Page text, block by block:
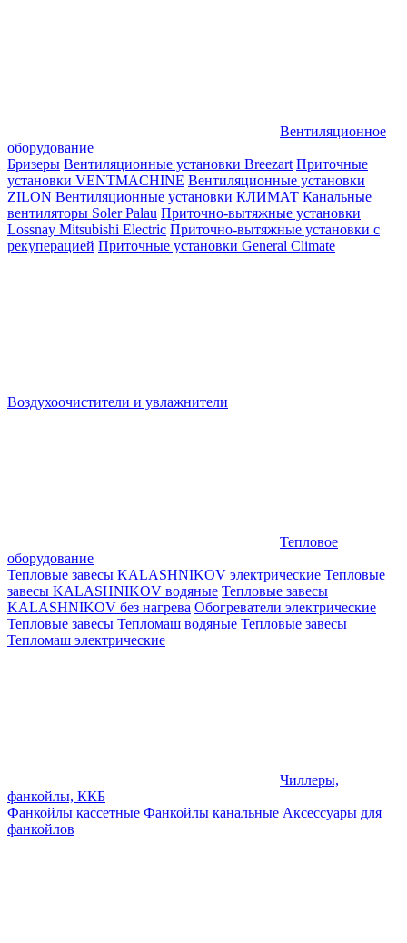
Вентиляционное
оборудование
Бризеры Вентиляционные установки Breezart Приточные
установки VENTMACHINE Вентиляционные установки
ZILON Вентиляционные установки КЛИМАТ Канальные
вентиляторы Soler Palau Приточно-вытяжные установки
Lossnay Mitsubishi Electric Приточно-вытяжные установки с
рекуперацией Приточные установки General Climate
Воздухоочистители и увлажнители
Тепловое
оборудование
Тепловые завесы KALASHNIKOV электрические Тепловые
завесы KALASHNIKOV водяные Тепловые завесы
KALASHNIKOV без нагрева Обогреватели электрические
Тепловые завесы Тепломаш водяные Тепловые завесы
Тепломаш электрические
Чиллеры,
фанкойлы, ККБ
Фанкойлы кассетные Фанкойлы канальные Аксессуары для
фанкойлов